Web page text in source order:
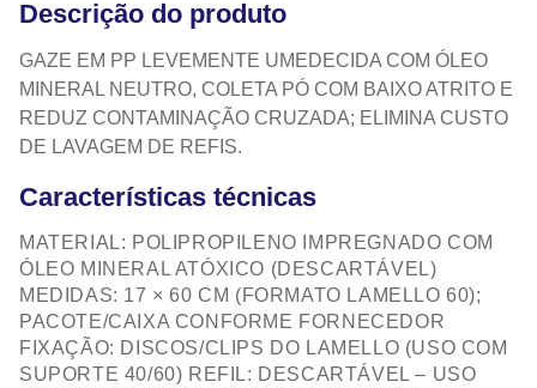
Descrição do produto
GAZE EM PP LEVEMENTE UMEDECIDA COM ÓLEO
MINERAL NEUTRO, COLETA PÓ COM BAIXO ATRITO E
REDUZ CONTAMINAÇÃO CRUZADA; ELIMINA CUSTO
DE LAVAGEM DE REFIS.
Características técnicas
MATERIAL: POLIPROPILENO IMPREGNADO COM
ÓLEO MINERAL ATÓXICO (DESCARTÁVEL)
MEDIDAS: 17 × 60 CM (FORMATO LAMELLO 60);
PACOTE/CAIXA CONFORME FORNECEDOR
FIXAÇÃO: DISCOS/CLIPS DO LAMELLO (USO COM
SUPORTE 40/60) REFIL: DESCARTÁVEL – USO